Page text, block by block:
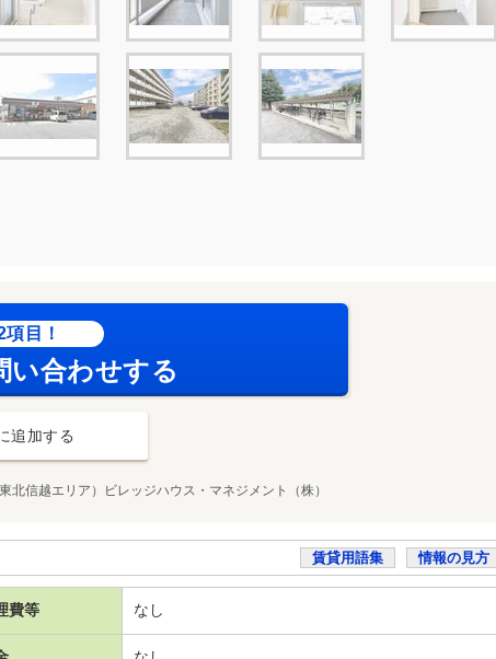
目！
い合わせする
追加する
信越エリア）ビレッジハウス・マネジメント（株）
賃貸用語集 情報の見方
費等 なし